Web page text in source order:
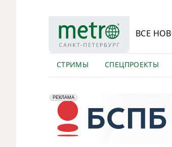
ВСЕ
СТРИМЫ СПЕЦПРОЕКТЫ
erid: 2VfnxyFybV5
РЕКЛАМА
ПАО "Банк "Санкт-Петербург", ИНН: